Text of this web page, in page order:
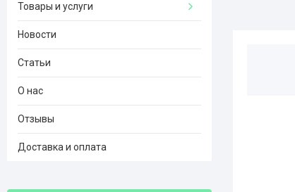
Товары и услуги
Новости
Статьи
О нас
Отзывы
Доставка и оплата